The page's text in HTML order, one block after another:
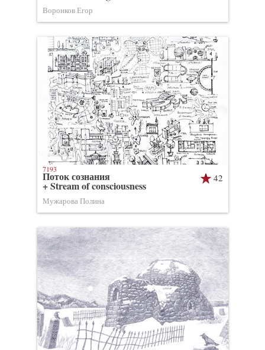
Воронков Егор
42
Поток сознания
+ Stream of consciousness
Мужарова Полина
7193